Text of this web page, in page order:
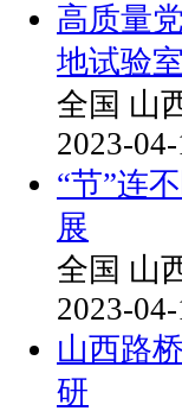
高质量
地试验
全国 山
2023-
“节”连
展
全国 山
2023-
山西路
研